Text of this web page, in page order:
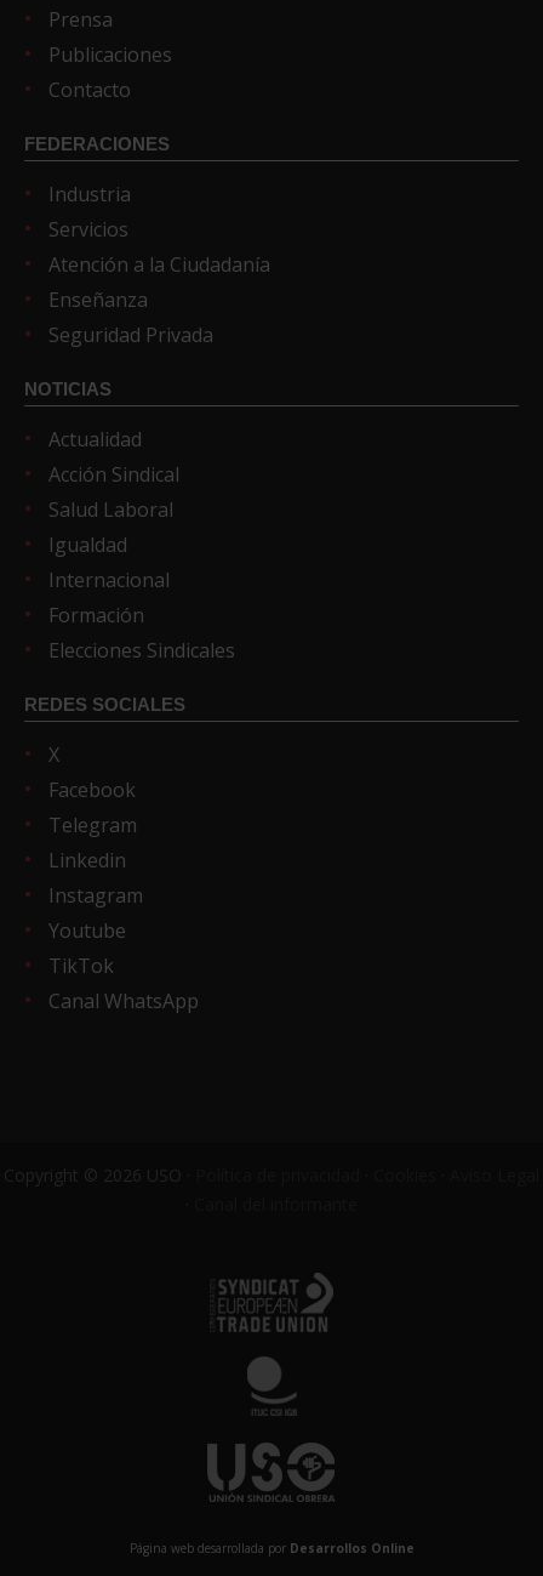
Prensa
Publicaciones
Contacto
FEDERACIONES
Industria
Servicios
Atención a la Ciudadanía
Enseñanza
Seguridad Privada
NOTICIAS
Actualidad
Acción Sindical
Salud Laboral
Igualdad
Internacional
Formación
Elecciones Sindicales
REDES SOCIALES
X
Facebook
Telegram
Linkedin
Instagram
Youtube
TikTok
Canal WhatsApp
Copyright © 2026 USO ·
Página web desarrollada por Desarrollos Online